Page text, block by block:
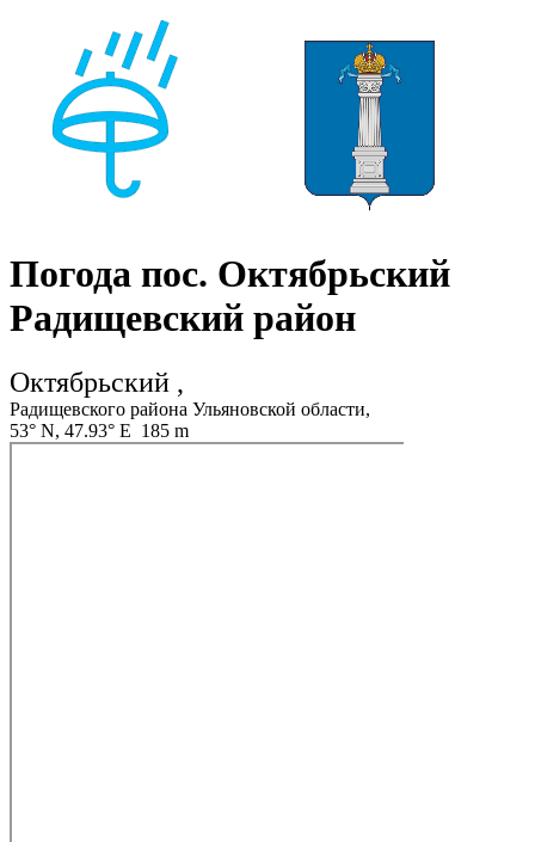
Погода пос. Октябрьский
Радищевский район
Октябрьский ,
Радищевского района Ульяновской области,
53° N, 47.93° E 185 m